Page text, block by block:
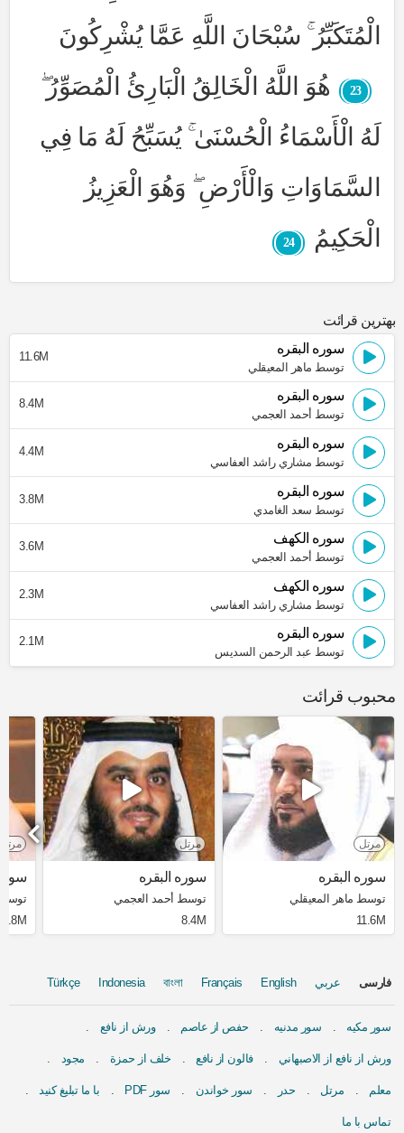
الْمُتَكَبِّرُ ۚ سُبْحَانَ اللَّهِ عَمَّا يُشْرِكُونَ
23
هُوَ اللَّهُ الْخَالِقُ الْبَارِئُ الْمُصَوِّرُ ۖ
لَهُ الْأَسْمَاءُ الْحُسْنَىٰ ۚ يُسَبِّحُ لَهُ مَا فِي
السَّمَاوَاتِ وَالْأَرْضِ ۖ وَهُوَ الْعَزِيزُ
الْحَكِيمُ
24
بهترین قرائت
سوره البقره
توسط ماهر المعيقلي
11.6M
سوره البقره
توسط أحمد العجمي
8.4M
سوره البقره
توسط مشاري راشد العفاسي
4.4M
سوره البقره
توسط سعد الغامدي
3.8M
سوره الكهف
توسط أحمد العجمي
3.6M
سوره الكهف
توسط مشاري راشد العفاسي
2.3M
سوره البقره
توسط عبد الرحمن السديس
2.1M
محبوب قرائت
مرتل
سوره البقره
توسط ماهر المعيقلي
11.6M
مرتل
سوره البقره
توسط أحمد العجمي
8.4M
مرتل
3.8M
فارسی عربي English
Français
বাংলা
Indonesia
Türkçe
سور مكيه سور مدنيه حفص از عاصم ورش از نافع
ورش از نافع از الاصبهاني فالون از نافع خلف از حمزة مجود
معلم مرتل حدر سور خواندن سور PDF با ما تبلیغ کنید
تماس با ما